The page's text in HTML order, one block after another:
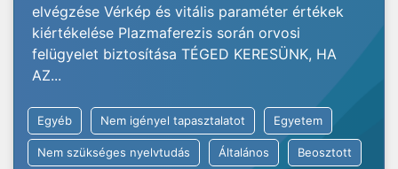
elvégzése Vérkép és vitális paraméter értékek
kiértékelése Plazmaferezis során orvosi
felügyelet biztosítása TÉGED KERESÜNK, HA
AZ...
Egyéb Nem igényel tapasztalatot Egyetem
Nem szükséges nyelvtudás Általános Beosztott